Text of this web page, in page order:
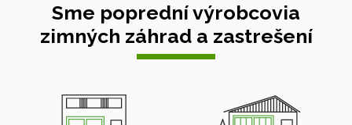
Sme poprední výrobcovia
zimných záhrad a zastrešení